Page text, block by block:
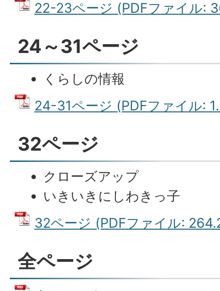
22-23ページ (PDFファイル:
24～31ページ
くらしの情報
24-31ページ (PDFファイル:
32ページ
クローズアップ
いきいきにしわきっ子
32ページ (PDFファイル:
全ページ